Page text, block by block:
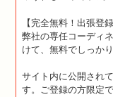
【完全無料！出張登
弊社の専任コーディ
けて、無料でしっか
サイト内に公開され
す。ご登録の方限定